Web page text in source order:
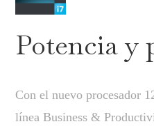
Potencia y
Con el nuevo procesador
línea Business &